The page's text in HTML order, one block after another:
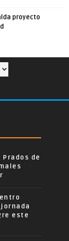
proyecto
de
este